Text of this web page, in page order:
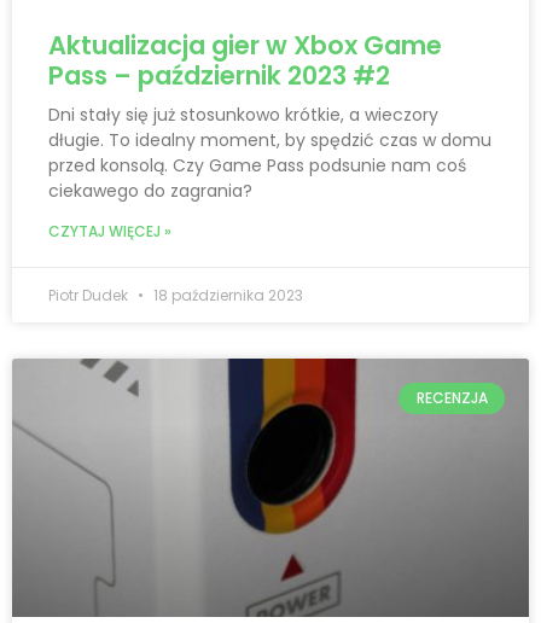
Aktualizacja gier w Xbox Game
Pass – październik 2023 #2
Dni stały się już stosunkowo krótkie, a wieczory
długie. To idealny moment, by spędzić czas w domu
przed konsolą. Czy Game Pass podsunie nam coś
ciekawego do zagrania?
CZYTAJ WIĘCEJ »
Piotr Dudek 18 października 2023
RECENZJA